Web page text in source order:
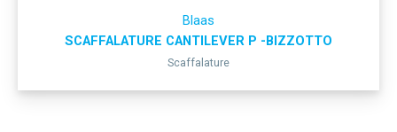
Blaas
SCAFFALATURE CANTILEVER P -BIZZOTTO
Scaffalature